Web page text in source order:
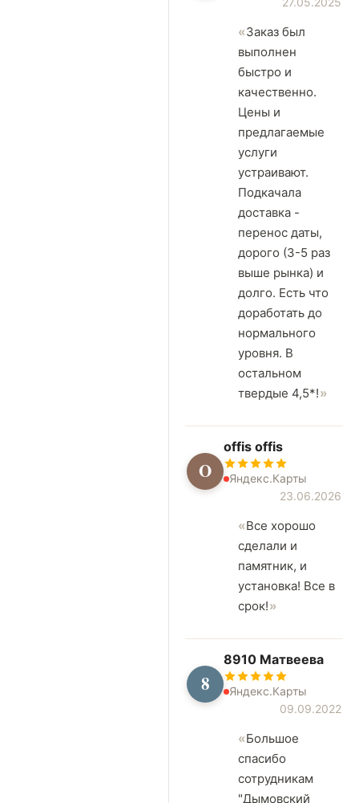
Заказ был
выполнен
быстро и
качественно.
Цены и
предлагаемые
услуги
устраивают.
Подкачала
доставка -
перенос даты,
дорого (3-5 раз
выше рынка) и
долго. Есть что
доработать до
нормального
уровня. В
остальном
твердые 4,5*!
O
offis offis
Яндекс.Карты
23.06.2026
Все хорошо
сделали и
памятник, и
установка! Все в
срок!
8
8910 Матвеева
Яндекс.Карты
09.09.2022
Большое
спасибо
сотрудникам
"Дымовский